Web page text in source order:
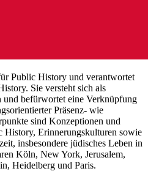
Public History und verantwortet
Sie versteht sich als
befürwortet eine Verknüpfung
Präsenz- wie
sind Konzeptionen und
History, Erinnerungskulturen sowie
insbesondere jüdisches Leben in
Köln, New York, Jerusalem,
Heidelberg und Paris.